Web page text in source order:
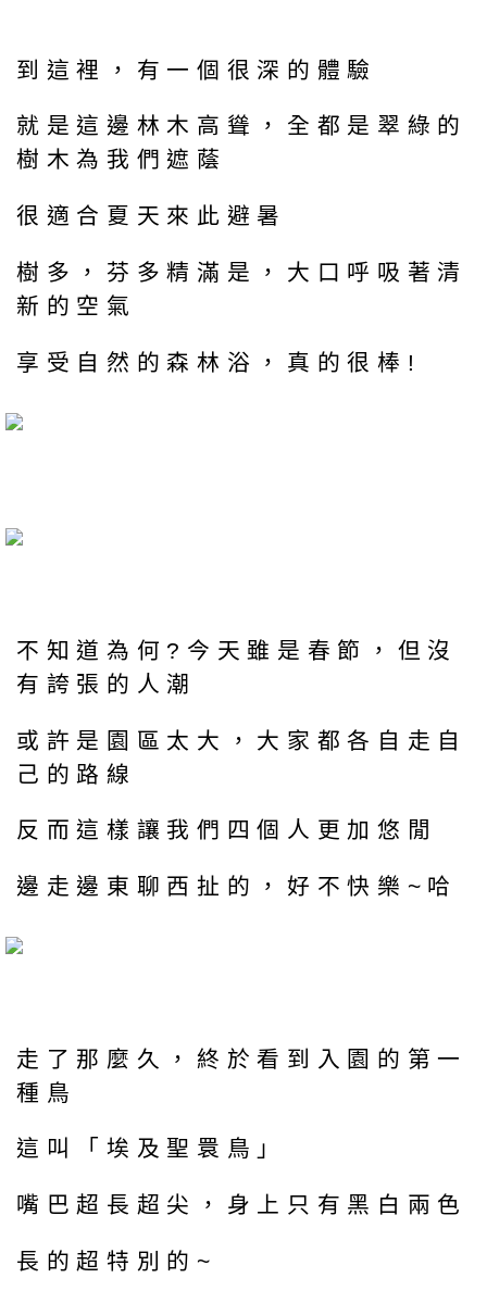
到這裡，有一個很深的體驗
就是這邊林木高聳，全都是翠綠的
樹木為我們遮蔭
很適合夏天來此避暑
樹多，芬多精滿是，大口呼吸著清
新的空氣
享受自然的森林浴，真的很棒!
不知道為何?今天雖是春節，但沒
有誇張的人潮
或許是園區太大，大家都各自走自
己的路線
反而這樣讓我們四個人更加悠閒
邊走邊東聊西扯的，好不快樂~哈
走了那麼久，終於看到入園的第一
種鳥
這叫「埃及聖睘鳥」
嘴巴超長超尖，身上只有黑白兩色
長的超特別的~